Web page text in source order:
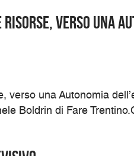
verso una
verso una Autonomia
Boldrin di Fare